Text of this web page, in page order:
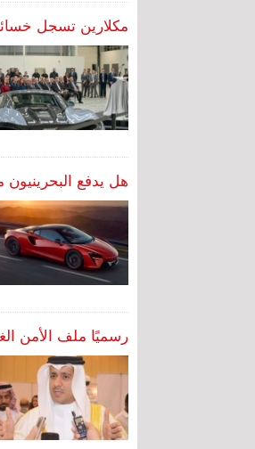
مكلارين تسجل خسائر تصل لـ 52 مليون دينار
هل يدفع
رسميًا ملف الأمن